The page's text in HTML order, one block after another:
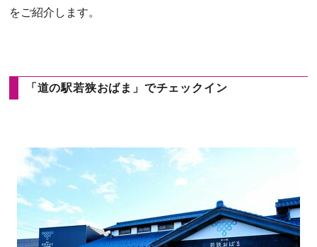
をご紹介します。
「道の駅若狭おばま」でチェックイン